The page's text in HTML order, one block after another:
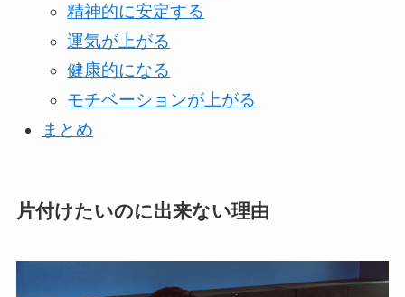
精神的に安定する
運気が上がる
健康的になる
モチベーションが上がる
まとめ
片付けたいのに出来ない理由